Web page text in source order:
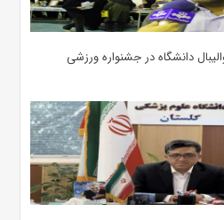
دانشگاه در جشنواره ورزشی